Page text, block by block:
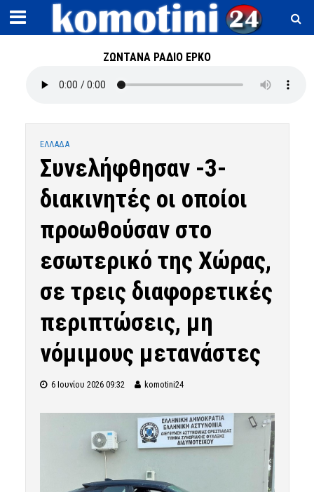
ΖΩΝΤΑΝΑ ΡΑΔΙΟ ΕΡΚΟ
ΕΛΛΑΔΑ
Συνελήφθησαν -3-
διακινητές οι οποίοι
προωθούσαν στο
εσωτερικό της Χώρας,
σε τρεις διαφορετικές
περιπτώσεις, μη
νόμιμους μετανάστες
6 Ιουνίου 2026 09:32 komotini24